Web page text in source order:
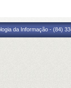
da Informação - (84)